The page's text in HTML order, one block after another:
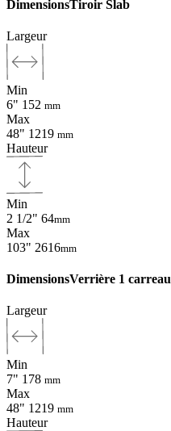
DimensionsTiroir Slab
Largeur
Min
6" 152 mm
Max
48" 1219 mm
Hauteur
Min
2 1/2" 64mm
Max
103" 2616mm
DimensionsVerrière 1 carreau
Largeur
Min
7" 178 mm
Max
48" 1219 mm
Hauteur